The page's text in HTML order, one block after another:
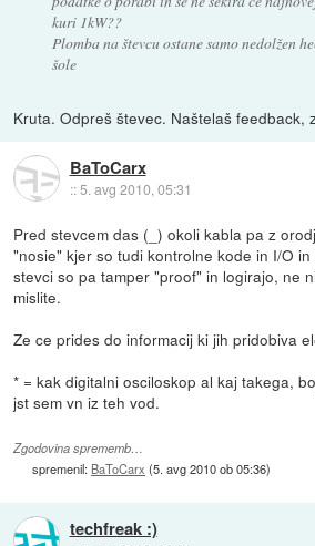
kuri 1kW??
Plomba na števcu ostane samo nedolžen
šole
Kruta. Odpreš števec. Naštelaš feedback,
BaToCarx
::5. avg 2010, 05:31
Pred stevcem das (_) okoli kabla pa z
"nosie" kjer so tudi kontrolne kode in I/O
stevci so pa tamper "proof" in logirajo, ne
mislite.
Ze ce prides do informacij ki jih pridobiva
* = kak digitalni osciloskop al kaj takega,
jst sem vn iz teh vod.
Zgodovina sprememb…
spremenil: BaToCarx (5. avg 2010 ob 05:36)
techfreak :)